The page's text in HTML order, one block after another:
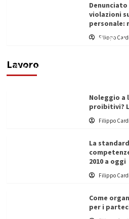
violazioni
personale:
Filippo
Lavoro
Vino in Italia: il giro
Filippo Cardinale
Noleggio a
proibitivi?
Filippo
La
2010 a oggi
Filippo
Come
per i